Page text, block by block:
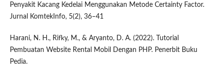
Penyakit Kacang Kedelai Menggunakan Metode Certainty Factor.
Jurnal KomtekInfo, 5(2), 36–41
Harani, N. H., Rifky, M., & Aryanto, D. A. (2022). Tutorial
Pembuatan Website Rental Mobil Dengan PHP. Penerbit Buku
Pedia.